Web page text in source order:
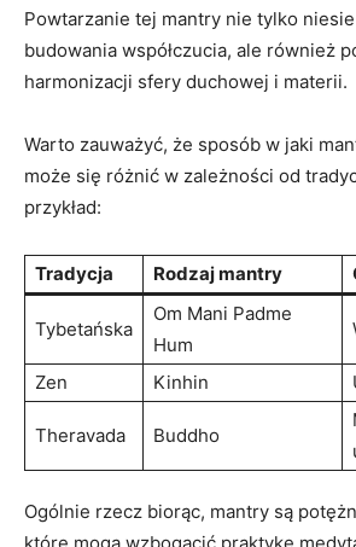
Powtarzanie tej mantry⁣ nie​ tylko
budowania ⁤współczucia, ale również
harmonizacji⁣ sfery duchowej i materii.
Warto zauważyć, że sposób w jaki
może⁤ się różnić w zależności od
przykład:
Tradycja Rodzaj mantry
Tybetańska
Om Mani Padme
Hum
Zen Kinhin
Theravada Buddho
Ogólnie rzecz biorąc, mantry są